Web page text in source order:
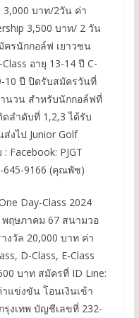
บาท/2วัน ค่า
3,500 บาท/ 2 วัน
รนักกอล์ฟ เยาวชน
อายุ 13-14 ปี C-
10 ปี ปิดรับสมัครวันที่
ำนวน สำหรับนักกอล์ฟที่
ลำดับที่ 1,2,3 ได้รับ
งไป Junior Golf
Facebook: PJGT
645-9166 (คุณพัช)
Day-Class 2024
ฤษภาคม 67 สนามวอ
งวัล 20,000 บาท ค่า
D-Class, E-Class
บาท สมัครที่ ID Line:
แข่งขัน โอนเงินเข้า
งเทพ บัญชีเลขที่ 232-